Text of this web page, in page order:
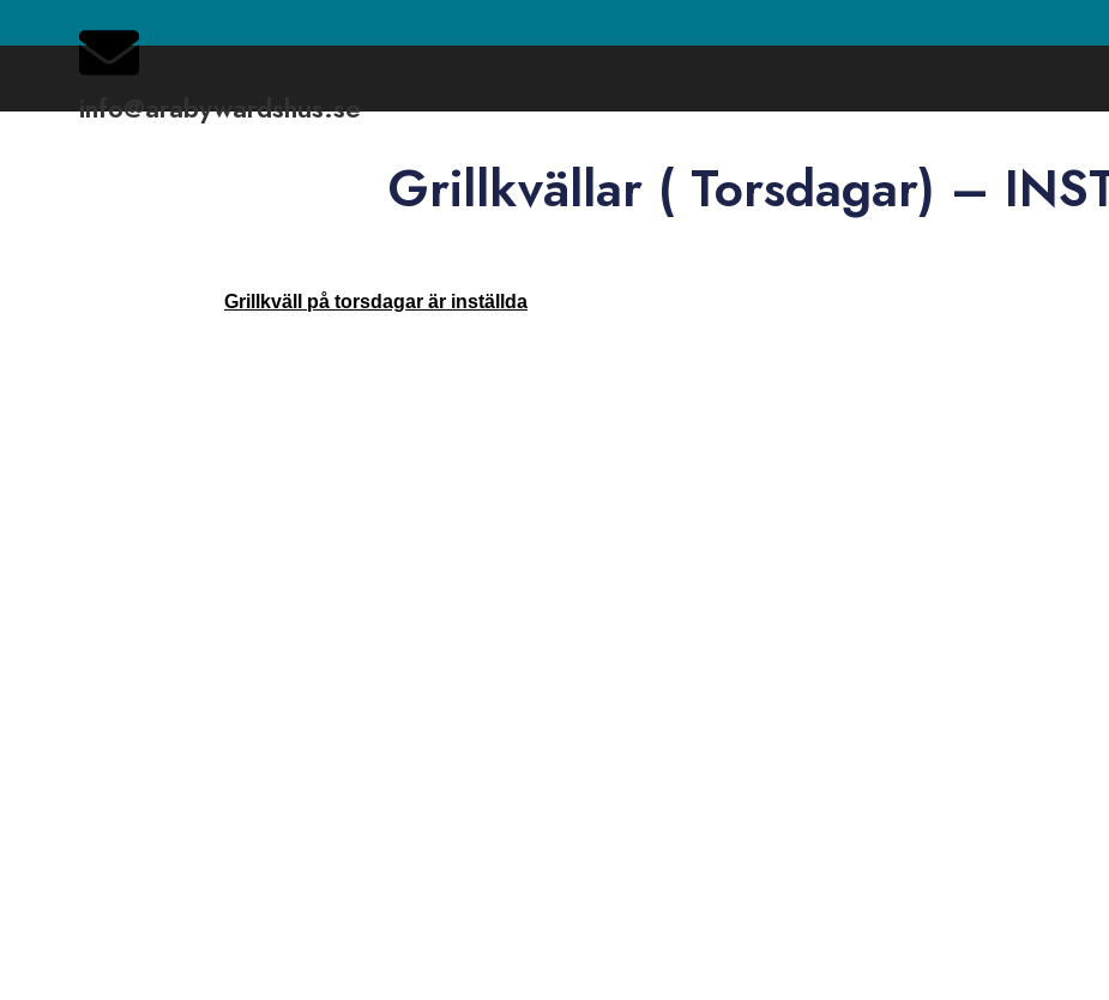
info@arabywardshus.se
Grillkvällar ( Torsdagar) –
Grillkväll på torsdagar är inställda